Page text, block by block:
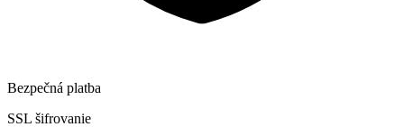
Bezpečná platba
SSL šifrovanie